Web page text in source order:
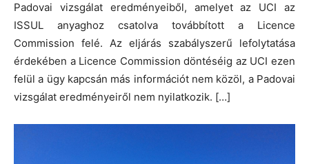
Padovai vizsgálat eredményeiből, amelyet az UCI az
ISSUL anyaghoz csatolva továbbított a Licence
Commission felé. Az eljárás szabályszerű lefolytatása
érdekében a Licence Commission döntéséig az UCI ezen
felül a ügy kapcsán más információt nem közöl, a Padovai
vizsgálat eredményeiről nem nyilatkozik. […]